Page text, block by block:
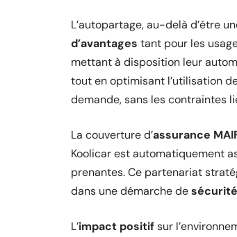
L’autopartage, au-delà d’être
d’avantages tant pour les
mettant à disposition leur
tout en optimisant l’utilisation
demande, sans les contraintes
La couverture d’assurance
Koolicar est automatiquement
prenantes. Ce partenariat
dans une démarche de
L’impact positifsur